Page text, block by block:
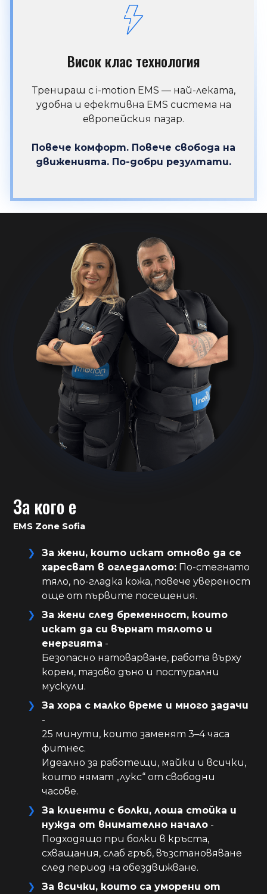
Висок клас технология
Тренираш с i-motion EMS — най-леката,
удобна и ефективна EMS система на
европейския пазар.
Повече комфорт. Повече свобода на
движенията. По-добри резултати.
За кого е
EMS Zone Sofia
За жени, които искат отново да се
харесват в огледалото: По-стегнато
тяло, по-гладка кожа, повече увереност
още от първите посещения.
За жени след бременност, които
искат да си върнат тялото и
енергията -
Безопасно натоварване, работа върху
корем, тазово дъно и постурални
мускули.
За хора с малко време и много задачи
-
25 минути, които заменят 3–4 часа
фитнес.
Идеално за работещи, майки и всички,
които нямат „лукс“ от свободни
часове.
За клиенти с болки, лоша стойка и
нужда от внимателно начало -
Подходящо при болки в кръста,
схващания, слаб гръб, възстановяване
след период на обездвижване.
За всички, които са уморени от